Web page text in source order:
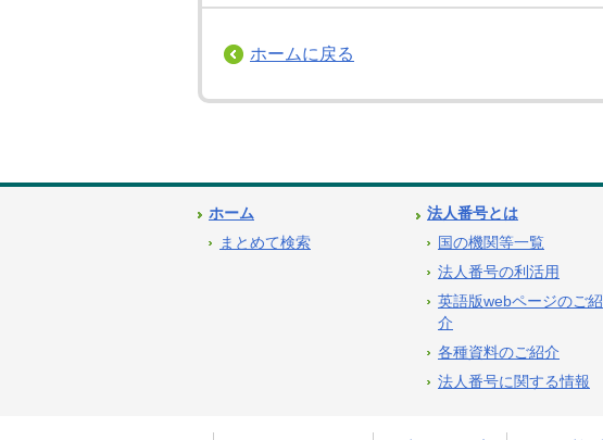
ホームに戻る
ホーム
まとめて検索
法人番号とは
国の機関等一覧
法人番号の利活用
英語版webページのご紹
介
各種資料のご紹介
法人番号に関する情報